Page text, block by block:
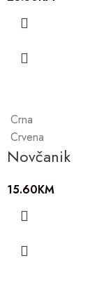
Crna
Crvena
Novčanik
15.60KM